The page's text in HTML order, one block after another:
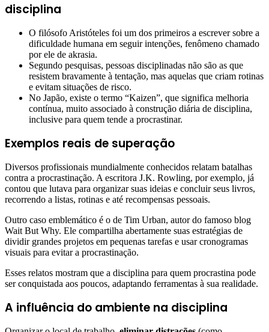
disciplina
O filósofo Aristóteles foi um dos primeiros a escrever sobre a
dificuldade humana em seguir intenções, fenômeno chamado
por ele de akrasia.
Segundo pesquisas, pessoas disciplinadas não são as que
resistem bravamente à tentação, mas aquelas que criam rotinas
e evitam situações de risco.
No Japão, existe o termo “Kaizen”, que significa melhoria
contínua, muito associado à construção diária de disciplina,
inclusive para quem tende a procrastinar.
Exemplos reais de superação
Diversos profissionais mundialmente conhecidos relatam batalhas
contra a procrastinação. A escritora J.K. Rowling, por exemplo, já
contou que lutava para organizar suas ideias e concluir seus livros,
recorrendo a listas, rotinas e até recompensas pessoais.
Outro caso emblemático é o de Tim Urban, autor do famoso blog
Wait But Why. Ele compartilha abertamente suas estratégias de
dividir grandes projetos em pequenas tarefas e usar cronogramas
visuais para evitar a procrastinação.
Esses relatos mostram que a disciplina para quem procrastina pode
ser conquistada aos poucos, adaptando ferramentas à sua realidade.
A influência do ambiente na disciplina